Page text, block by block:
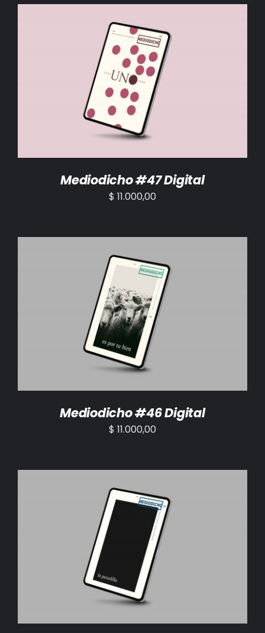
AÑADIR AL CARRITO /
Mediodicho #47 Digital
$ 11.000,00
AÑADIR AL CARRITO /
Mediodicho #46 Digital
$ 11.000,00
AÑADIR AL CARRITO /